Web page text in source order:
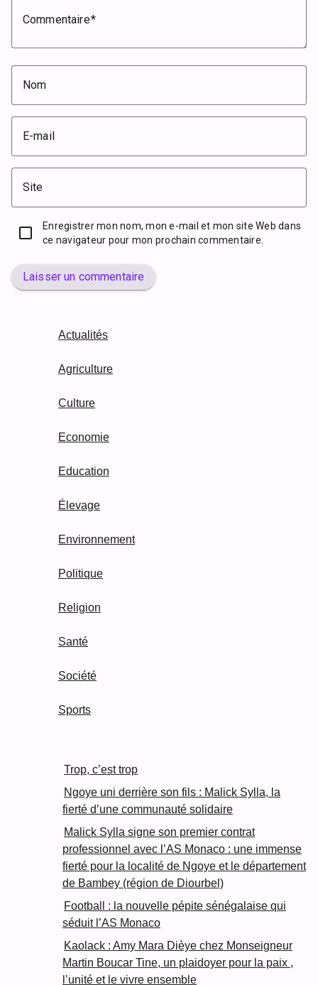
Commentaire
Nom
E-mail
Site
Enregistrer mon nom, mon e-mail et mon site Web dans
ce navigateur pour mon prochain commentaire.
Laisser un commentaire
Actualités
Agriculture
Culture
Economie
Education
Élevage
Environnement
Politique
Religion
Santé
Société
Sports
Trop, c’est trop
Ngoye uni derrière son fils : Malick Sylla, la
fierté d’une communauté solidaire
Malick Sylla signe son premier contrat
professionnel avec l’AS Monaco : une immense
fierté pour la localité de Ngoye et le département
de Bambey (région de Diourbel)
Football : la nouvelle pépite sénégalaise qui
séduit l’AS Monaco
Kaolack : Amy Mara Dièye chez Monseigneur
Martin Boucar Tine, un plaidoyer pour la paix ,
l’unité et le vivre ensemble